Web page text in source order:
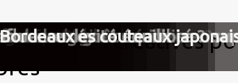
recettes créatives
bienfaits du chou-fleur ?
gratin dauphinois
friture traditionnelle
pour la santé
sur la nutrition
Bubble enrichie en
un régime équilibré ?
sur le goût
la longévité
des couteaux